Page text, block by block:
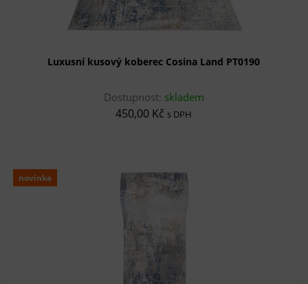
Luxusní kusový koberec Cosina Land PT0190
Dostupnost: skladem
450,00 Kč s DPH
novinka